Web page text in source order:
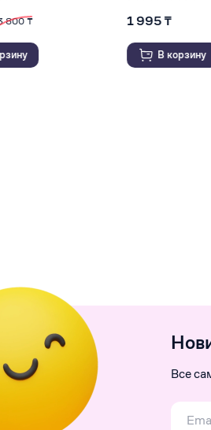
₸
В корзину
4 950 ₸
В
Все